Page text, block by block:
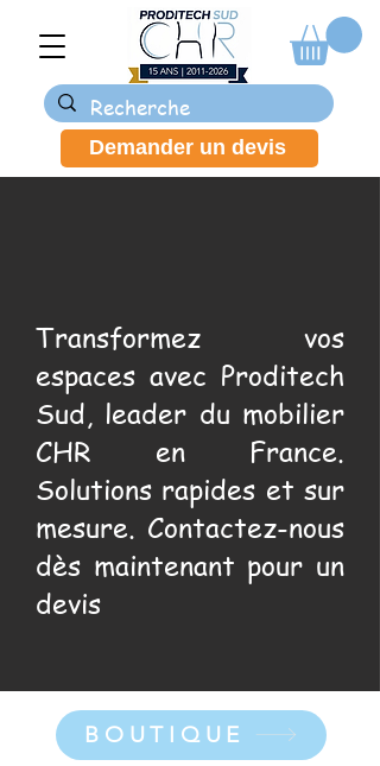
Demander un devis
Transformez vos
espaces avec Proditech
Sud, leader du mobilier
CHR en France.
Solutions rapides et sur
mesure. Contactez-nous
dès maintenant pour un
devis
BOUTIQUE